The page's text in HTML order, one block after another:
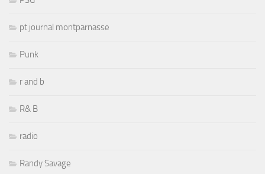
pt journal montparnasse
Punk
r and b
R& B
radio
Randy Savage